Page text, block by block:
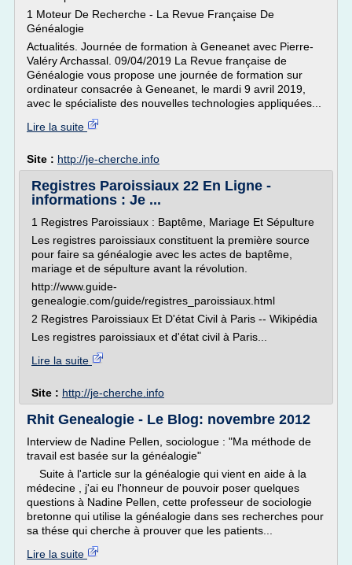
1 Moteur De Recherche - La Revue Française De
Généalogie
Actualités. Journée de formation à Geneanet avec Pierre-
Valéry Archassal. 09/04/2019 La Revue française de
Généalogie vous propose une journée de formation sur
ordinateur consacrée à Geneanet, le mardi 9 avril 2019,
avec le spécialiste des nouvelles technologies appliquées...
Lire la suite
Site : http://je-cherche.info
Registres Paroissiaux 22 En Ligne -
informations : Je ...
1 Registres Paroissiaux : Baptême, Mariage Et Sépulture
Les registres paroissiaux constituent la première source
pour faire sa généalogie avec les actes de baptême,
mariage et de sépulture avant la révolution.
http://www.guide-
genealogie.com/guide/registres_paroissiaux.html
2 Registres Paroissiaux Et D'état Civil à Paris -- Wikipédia
Les registres paroissiaux et d'état civil à Paris...
Lire la suite
Site : http://je-cherche.info
Rhit Genealogie - Le Blog: novembre 2012
Interview de Nadine Pellen, sociologue : "Ma méthode de
travail est basée sur la généalogie"
Suite à l'article sur la généalogie qui vient en aide à la
médecine , j'ai eu l'honneur de pouvoir poser quelques
questions à Nadine Pellen, cette professeur de sociologie
bretonne qui utilise la généalogie dans ses recherches pour
sa thése qui cherche à prouver que les patients...
Lire la suite